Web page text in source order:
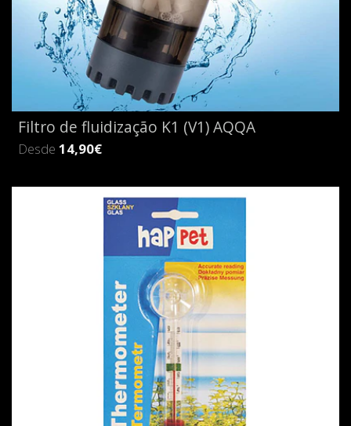
Filtro de fluidização K1 (V1) AQQA
Desde 14,90€